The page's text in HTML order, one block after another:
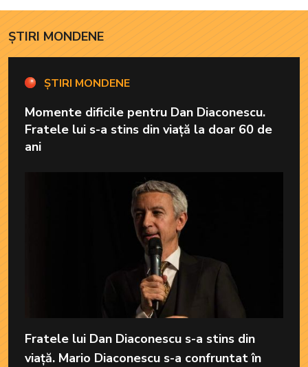
ȘTIRI MONDENE
ȘTIRI MONDENE
Momente dificile pentru Dan Diaconescu.
Fratele lui s-a stins din viață la doar 60 de
ani
Fratele lui Dan Diaconescu s-a stins din
viață. Mario Diaconescu s-a confruntat în